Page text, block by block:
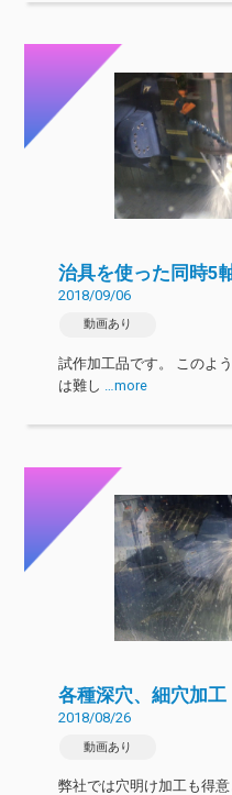
治具を使った同時5
2018/09/06
動画あり
試作加工品です。 このよ
は難し
…more
各種深穴、細穴加工
2018/08/26
動画あり
弊社では穴明け加工も得